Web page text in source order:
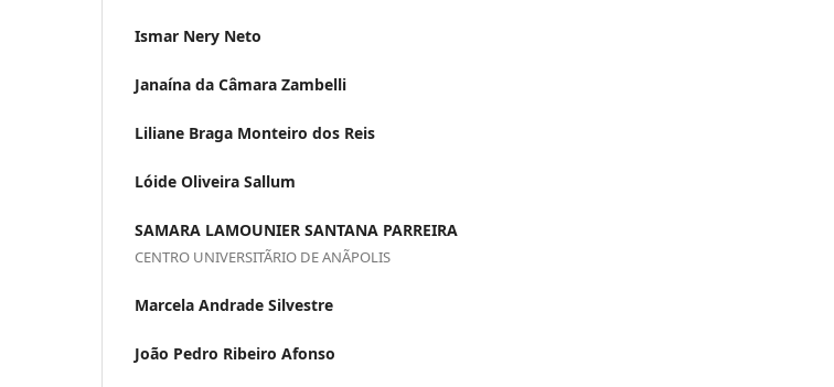
Ismar Nery Neto
Janaína da Câmara Zambelli
Liliane Braga Monteiro dos Reis
Lóide Oliveira Sallum
SAMARA LAMOUNIER SANTANA PARREIRA
CENTRO UNIVERSITÃRIO DE ANÃPOLIS
Marcela Andrade Silvestre
João Pedro Ribeiro Afonso